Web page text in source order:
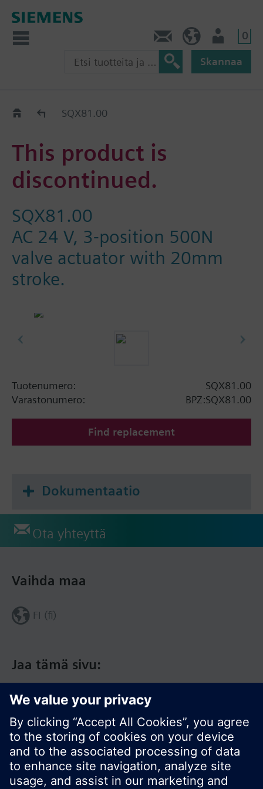
0
Skannaa
Old2NewSQX81.00
This product is
discontinued.
SQX81.00
AC 24 V, 3-position 500N
valve actuator with 20mm
stroke.
Tuotenumero:
SQX81.00
Varastonumero:
BPZ:SQX81.00
Find replacement
Dokumentaatio
Ota yhteyttä
Jaa tämä sivu:
Vaihda maa
FI (fi)